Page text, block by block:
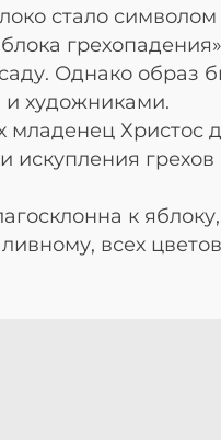
стало
Однако образ
художниками.
младенец Христос
искупления грехов
к
всех